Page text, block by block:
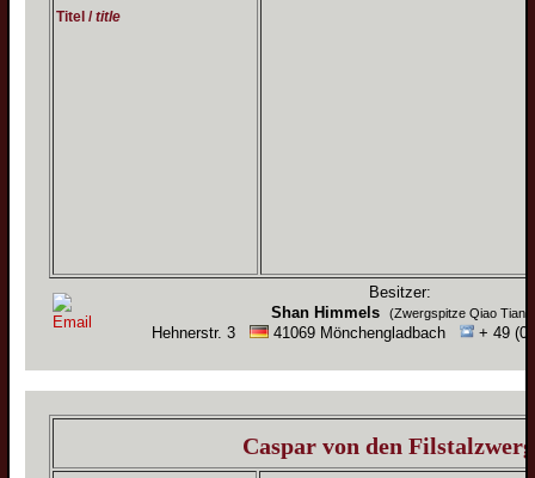
Titel /title
Besitzer:
Shan Himmels
(Zwergspitze Qiao Tian)
Hehnerstr. 3 41069 Mönchengladbach + 49 (0)
Caspar von den